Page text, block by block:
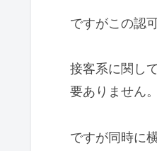
ですがこの認
接客系に関し
要ありません。
ですが同時に